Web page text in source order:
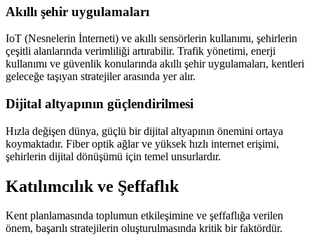
Akıllı şehir uygulamaları
IoT (Nesnelerin İnterneti) ve akıllı sensörlerin kullanımı, şehirlerin
çeşitli alanlarında verimliliği artırabilir. Trafik yönetimi, enerji
kullanımı ve güvenlik konularında akıllı şehir uygulamaları, kentleri
geleceğe taşıyan stratejiler arasında yer alır.
Dijital altyapının güçlendirilmesi
Hızla değişen dünya, güçlü bir dijital altyapının önemini ortaya
koymaktadır. Fiber optik ağlar ve yüksek hızlı internet erişimi,
şehirlerin dijital dönüşümü için temel unsurlardır.
Katılımcılık ve Şeffaflık
Kent planlamasında toplumun etkileşimine ve şeffaflığa verilen
önem, başarılı stratejilerin oluşturulmasında kritik bir faktördür.